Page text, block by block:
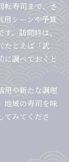
転寿司まで、さ
用シーンや予算
。訪問時は、
たとえば「武
に調べておくと
用や新たな調理
地域の寿司を味
てみてくださ